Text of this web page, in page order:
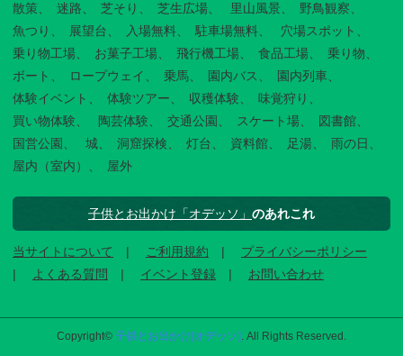
散策
迷路 芝そり 芝生広場 里山風景
野鳥観察
魚つり
展望台 入場無料 駐車場無料
穴場スポット
乗り物工場
お菓子工場 飛行機工場 食品工場
乗り物
ボート
ロープウェイ 乗馬 園内バス
園内列車
体験イベント
体験ツアー 収穫体験
味覚狩り
買い物体験
陶芸体験 交通公園 スケート場
図書館
国営公園
城 洞窟探検 灯台 資料館 足湯
雨の日
屋内（室内）
屋外
子供とお出かけ「オデッソ」 のあれこれ
当サイトについて ご利用規約
プライバシーポリシー
よくある質問
イベント登録 お問い合わせ
Copyright© 子供とお出かけ[オデッソ] . All Rights Reserved.